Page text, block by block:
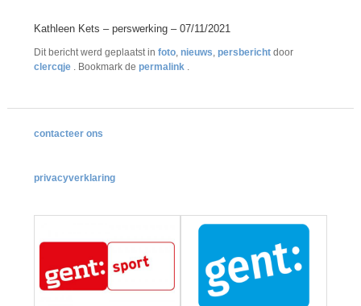
Kathleen Kets – perswerking – 07/11/2021
Dit bericht werd geplaatst in foto, nieuws, persberichtdoor
clercqje . Bookmark de permalink .
contacteer ons
privacyverklaring